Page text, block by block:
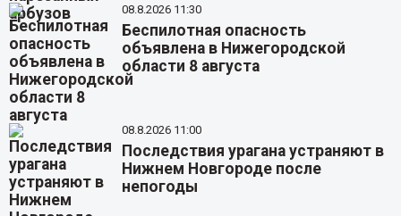
08.8.2026 11:30
Беспилотная опасность
объявлена в Нижегородской
области 8 августа
08.8.2026 11:00
Последствия урагана устраняют в
Нижнем Новгороде после
непогоды